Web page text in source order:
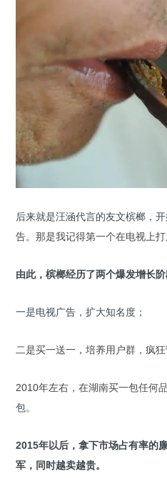
后来就是汪涵代言的友文槟榔，
告。那是我记得第一个在电视上打
由此，槟榔经历了两个爆发增长阶
一是电视广告，扩大知名度；
二是买一送一，培养用户群，疯狂
2010年左右，在湖南买一包任何
包。
2015年以后，拿下市场占有率的
军，同时越卖越贵。